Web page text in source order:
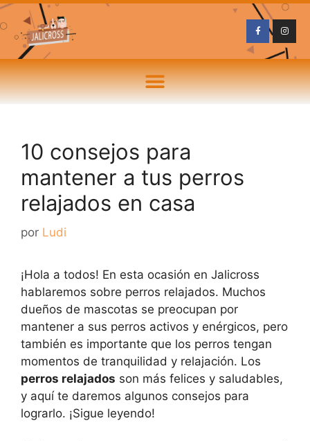
10 consejos para
mantener a tus perros
relajados en casa
por Ludi
¡Hola a todos! En esta ocasión en Jalicross
hablaremos sobre perros relajados. Muchos
dueños de mascotas se preocupan por
mantener a sus perros activos y enérgicos, pero
también es importante que los perros tengan
momentos de tranquilidad y relajación. Los
perros relajados son más felices y saludables,
y aquí te daremos algunos consejos para
lograrlo. ¡Sigue leyendo!